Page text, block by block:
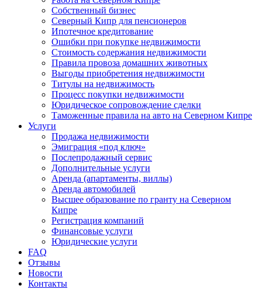
Собственный бизнес
Северный Кипр для пенсионеров
Ипотечное кредитование
Ошибки при покупке недвижимости
Стоимость содержания недвижимости
Правила провоза домашних животных
Выгоды приобретения недвижимости
Титулы на недвижимость
Процесс покупки недвижимости
Юридическое сопровождение сделки
Таможенные правила на авто на Северном Кипре
Услуги
Продажа недвижимости
Эмиграция «под ключ»
Послепродажный сервис
Дополнительные услуги
Аренда (апартаменты, виллы)
Аренда автомобилей
Высшее образование по гранту на Северном
Кипре
Регистрация компаний
Финансовые услуги
Юридические услуги
FAQ
Отзывы
Новости
Контакты